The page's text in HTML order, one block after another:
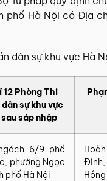
phố Hà Nội có Địa
dân sự khu vực Hà
Phòng Thi
sự khu vực
sau sáp nhập
6/9 phố
phường Ngọc
phố Hà Nội